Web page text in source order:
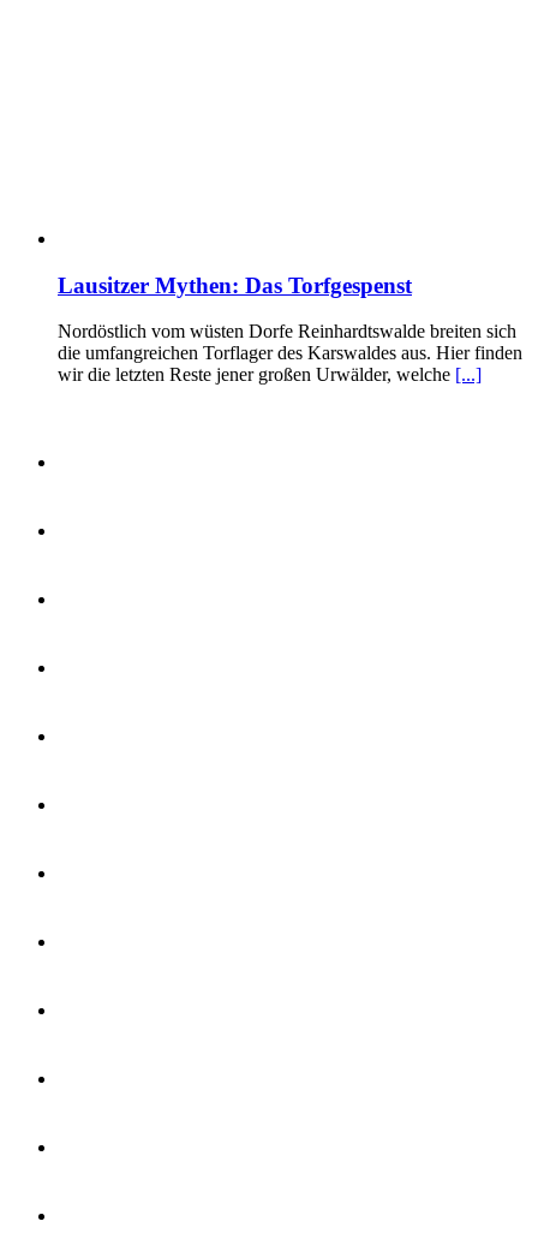
Lausitzer Mythen: Das Torfgespenst
Nordöstlich vom wüsten Dorfe Reinhardtswalde breiten sich
die umfangreichen Torflager des Karswaldes aus. Hier finden
wir die letzten Reste jener großen Urwälder, welche [...]